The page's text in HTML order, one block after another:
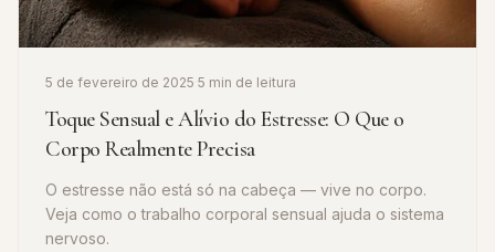
5 de fevereiro de 2025 5 min de leitura
Toque Sensual e Alívio do Estresse: O Que o
Corpo Realmente Precisa
O estresse não está só na cabeça — vive no corpo.
Veja como o trabalho corporal sensual ajuda o sistema
nervoso.